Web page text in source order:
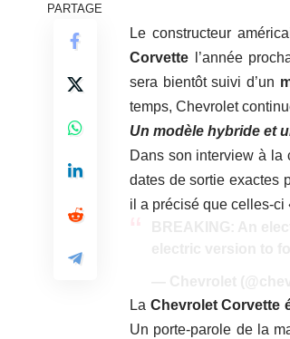
PARTAGE
Le constructeur
Corvette
l’année
sera bientôt suivi d’un
temps, Chevrolet
Un modèle hybride et
Dans son interview à la
dates de sortie exactes
il a précisé que celles-ci
La Chevrolet Corvette
Un porte-parole de la